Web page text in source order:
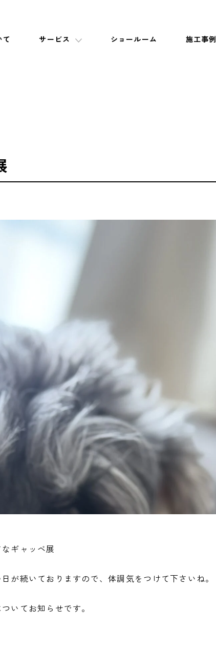
サービス ショールーム 施工事例
ギャッベ展
が続いておりますので、体調気をつけて下さいね。
いてお知らせです。